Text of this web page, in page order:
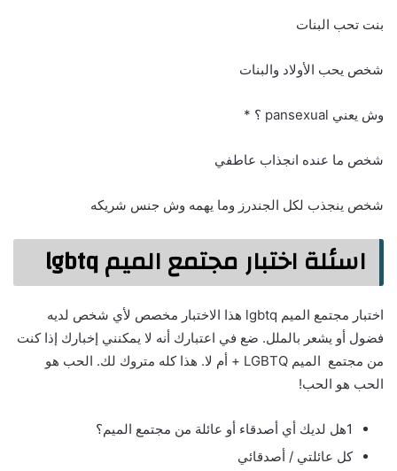
بنت تحب البنات
شخص يحب الأولاد والبنات
وش يعني pansexual ؟ *
شخص ما عنده انجذاب عاطفي
شخص ينجذب لكل الجندرز وما يهمه وش جنس شريكه
اسئلة اختبار مجتمع الميم lgbtq
اختبار مجتمع الميم lgbtq هذا الاختبار مخصص لأي شخص لديه
فضول أو يشعر بالملل. ضع في اعتبارك أنه لا يمكنني إخبارك إذا كنت
من مجتمع الميم LGBTQ + أم لا. هذا كله متروك لك. الحب هو
الحب هو الحب!
1هل لديك أي أصدقاء أو عائلة من مجتمع الميم؟
كل عائلتي / أصدقائي